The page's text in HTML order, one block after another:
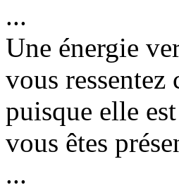
...
Une énergie
vous ressentez
puisque elle
vous êtes
...